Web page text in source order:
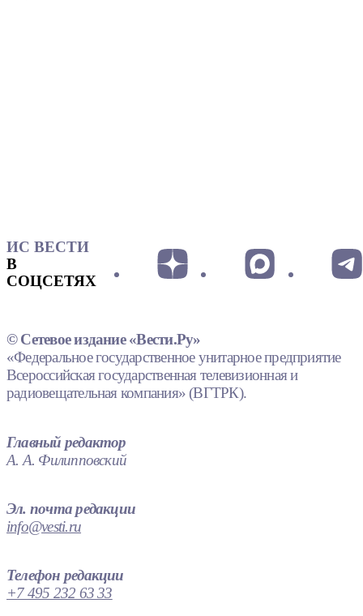
ИС ВЕСТИ
В
СОЦСЕТЯХ
© Сетевое издание «Вести.Ру»
«Федеральное государственное унитарное предприятие
Всероссийская государственная телевизионная и
радиовещательная компания» (ВГТРК).
Главный редактор
А. А. Филипповский
Эл. почта редакции
info@vesti.ru
Телефон редакции
+7 495 232 63 33